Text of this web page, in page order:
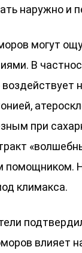
наружно и
могут
В
при
помощником.
климакса.
влияет